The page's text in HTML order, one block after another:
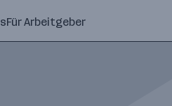
Für Arbeitgeber